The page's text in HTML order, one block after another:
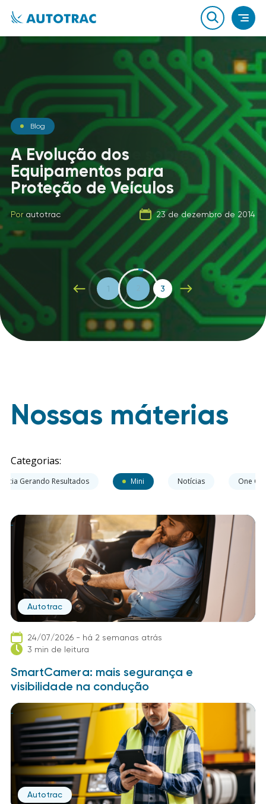
Notícias
O que você sabe sobre o
combustível que a sua
frota usa?
Porautotrac 21 de setembro de 2019
Blog
A Evolução dos
Equipamentos para
Proteção de Veículos
Porautotrac 23 de dezembro de 2014
Carga Fracionada
Porautotrac 06 de fevereiro de 2020
3
Nossas máterias
Categorias:
Gerando Resultados Mini Notícias One
Autotrac
24/07/2026 - há 2 semanas atrás
3 min de leitura
SmartCamera: mais segurança e
visibilidade na condução
Autotrac